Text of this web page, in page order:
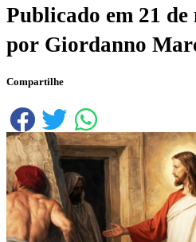
Publicado em 21 de
por Giordanno
Compartilhe